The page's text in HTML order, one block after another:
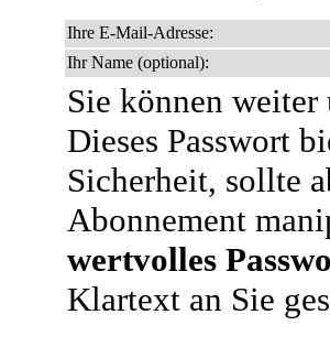
Ihre E-Mail-Adresse:
Ihr Name (optional):
Sie können weiter
Dieses Passwort
Sicherheit, sollte
Abonnement
wertvolles
Klartext an Sie